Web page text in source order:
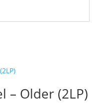
– Older (2LP)